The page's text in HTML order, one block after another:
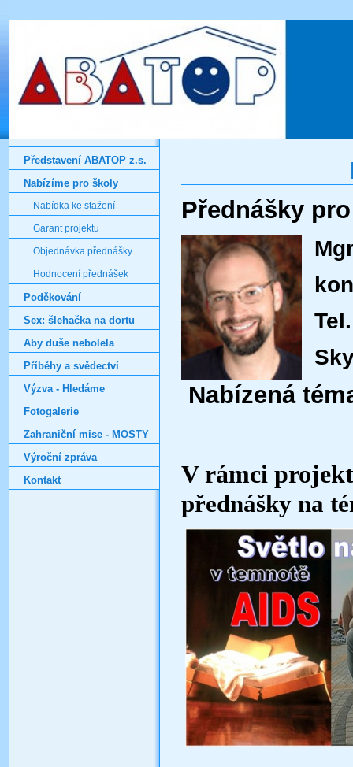
Přednášky
Nabízená
V rámci
přednášky na
Představení ABATOP z.s.
Nabízíme pro školy
Nabídka ke stažení
Garant projektu
Objednávka přednášky
Hodnocení přednášek
Poděkování
Sex: šlehačka na dortu
Aby duše nebolela
Příběhy a svědectví
Výzva - Hledáme
Fotogalerie
Zahraniční mise - MOSTY
Výroční zpráva
Kontakt